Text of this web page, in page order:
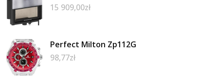
15 909,00zł
Perfect Milton Zp112G
98,77zł